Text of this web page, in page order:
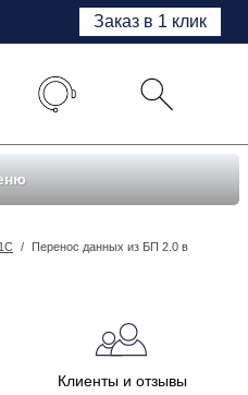
Заказ в 1 клик
/ Перенос данных из БП 2.0 в
Клиенты и отзывы